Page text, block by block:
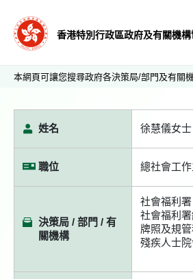
香港特別行政區政府及有關機
本網頁可讓您搜尋政府各決策局/部門及有關
姓名 徐慧儀女士
職位 總社會工
決策局 / 部門 / 有
關機構
社會福利署
社會福利
牌照及規
殘疾人士